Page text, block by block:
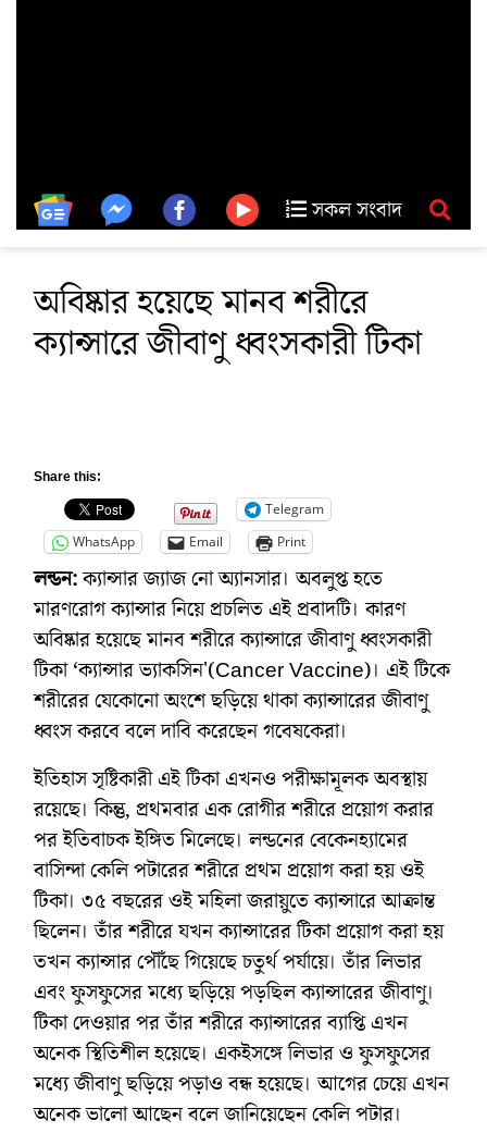
সকল সংবাদ
অবিষ্কার হয়েছে মানব শরীরে
ক্যান্সারে জীবাণু ধ্বংসকারী টিকা
Share this:
Telegram
WhatsApp
Email Print
লন্ডন:ক্যান্সার জ্যাজ নো অ্যানসার। অবলুপ্ত হতে
মারণরোগ ক্যান্সার নিয়ে প্রচলিত এই প্রবাদটি। কারণ
অবিষ্কার হয়েছে মানব শরীরে ক্যান্সারে জীবাণু ধ্বংসকারী
টিকা ‘ক্যান্সার ভ্যাকসিন'(Cancer Vaccine)। এই টিকে
শরীরের যেকোনো অংশে ছড়িয়ে থাকা ক্যান্সারের জীবাণু
ধ্বংস করবে বলে দাবি করেছেন গবেষকেরা।
ইতিহাস সৃষ্টিকারী এই টিকা এখনও পরীক্ষামূলক অবস্থায়
রয়েছে। কিন্তু, প্রথমবার এক রোগীর শরীরে প্রয়োগ করার
পর ইতিবাচক ইঙ্গিত মিলেছে। লন্ডনের বেকেনহ্যামের
বাসিন্দা কেলি পটারের শরীরে প্রথম প্রয়োগ করা হয় ওই
টিকা। ৩৫ বছরের ওই মহিলা জরায়ুতে ক্যান্সারে আক্রান্ত
ছিলেন। তাঁর শরীরে যখন ক্যান্সারের টিকা প্রয়োগ করা হয়
তখন ক্যান্সার পৌঁছে গিয়েছে চতুর্থ পর্যায়ে। তাঁর লিভার
এবং ফুসফুসের মধ্যে ছড়িয়ে পড়ছিল ক্যান্সারের জীবাণু।
টিকা দেওয়ার পর তাঁর শরীরে ক্যান্সারের ব্যাপ্তি এখন
অনেক স্থিতিশীল হয়েছে। একইসঙ্গে লিভার ও ফুসফুসের
মধ্যে জীবাণু ছড়িয়ে পড়াও বন্ধ হয়েছে। আগের চেয়ে এখন
অনেক ভালো আছেন বলে জানিয়েছেন কেলি পটার।